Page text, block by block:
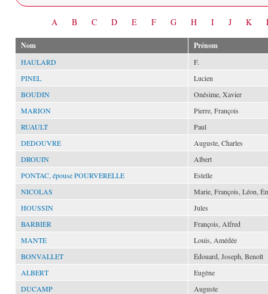
A B C D E F G H I J K
Nom Prénom
HAULARD
F.
PINEL
Lucien
BOUDIN
Onésime, Xavier
MARION
Pierre, François
RUAULT
Paul
DEDOUVRE
Auguste, Charles
DROUIN
Albert
PONTAC, épouse POURVERELLE
Estelle
NICOLAS
Marie, François, Léon,
HOUSSIN
Jules
BARBIER
François, Alfred
MANTE
Louis, Amédée
BONVALLET
Édouard, Joseph, Benoît
ALBERT
Eugène
DUCAMP
Auguste